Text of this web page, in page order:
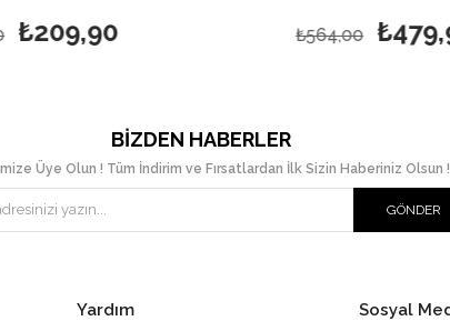
₺479,90
BIZDEN HABERLER
Üye Olun ! Tüm İndirim ve Fırsatlardan İlk Sizin Haberiniz Olsun !
GÖNDER
Yardım Sosyal